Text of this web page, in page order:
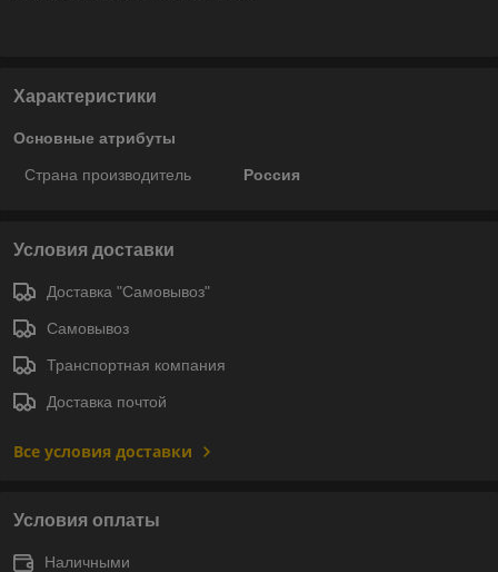
Характеристики
Основные атрибуты
Страна производитель Россия
Условия доставки
Доставка "Самовывоз"
Самовывоз
Транспортная компания
Доставка почтой
Все условия доставки
Условия оплаты
Наличными